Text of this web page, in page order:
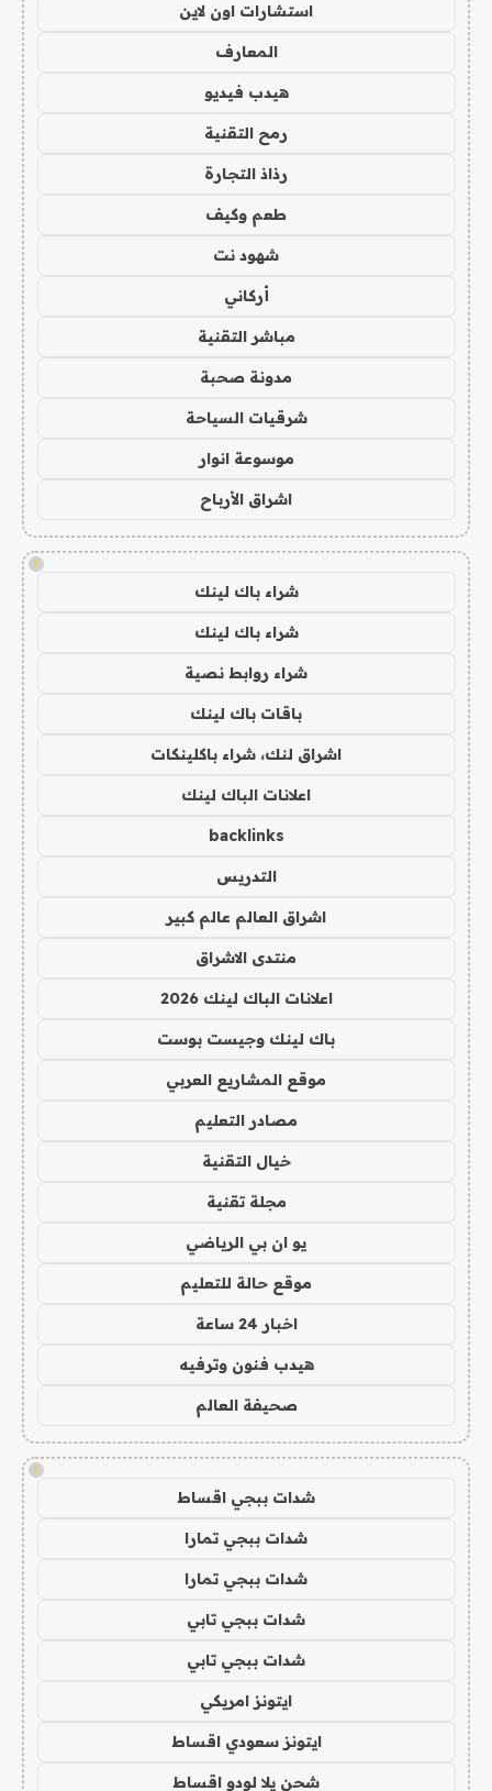
استشارات اون لاين
المعارف
هيدب فيديو
رمح التقنية
رذاذ التجارة
طعم وكيف
شهود نت
أركاني
مباشر التقنية
مدونة صحبة
شرقيات السياحة
موسوعة انوار
اشراق الأرباح
!
شراء باك لينك
شراء باك لينك
شراء روابط نصية
باقات باك لينك
اشراق لنك، شراء باكلينكات
اعلانات الباك لينك
backlinks
التدريس
اشراق العالم عالم كبير
منتدى الاشراق
اعلانات الباك لينك 2026
باك لينك وجيست بوست
موقع المشاريع العربي
مصادر التعليم
خيال التقنية
مجلة تقنية
يو ان بي الرياضي
موقع حالة للتعليم
اخبار 24 ساعة
هيدب فنون وترفيه
صحيفة العالم
!
شدات ببجي اقساط
شدات ببجي تمارا
شدات ببجي تمارا
شدات ببجي تابي
شدات ببجي تابي
ايتونز امريكي
ايتونز سعودي اقساط
شحن يلا لودو اقساط